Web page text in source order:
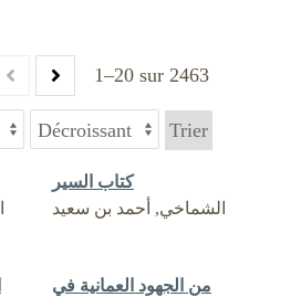
1–20 sur 2463
Trier
كتاب السير
الشماخي, أحمد بن سعيد
من الجهود العمانية في